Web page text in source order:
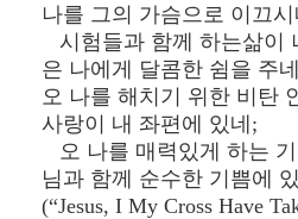
나를 그의 가슴으로 이끄시
시험들과 함께 하는삶이
은 나에게 달콤한 쉼을 주
오 나를 해치기 위한 비탄
사랑이 내 좌편에 있네;
오 나를 매력있게 하는
님과 함께 순수한 기쁨에
(“Jesus, I My Cross Have